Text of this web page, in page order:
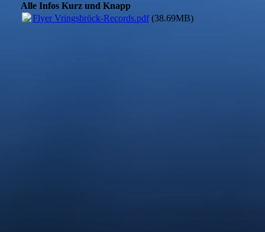
Alle Infos Kurz und Knapp
Flyer Vringsbröck-Records.pdf(38.69MB)